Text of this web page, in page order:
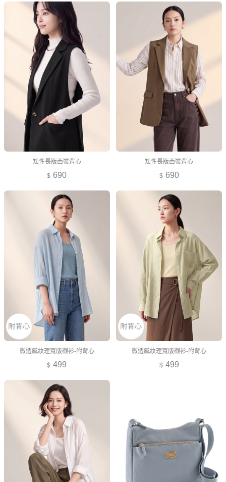
知性長版西裝背心
690
知性長版西裝背心
690
微透感紋理寬版襯衫-附背心
499
微透感紋理寬版襯衫-附背心
499